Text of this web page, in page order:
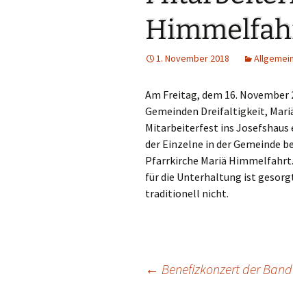
PGR-Wahl
Prävention
Limburg
Terminplan
1. November 2018 Allgemein
Am Freitag, dem 16.
Gemeinden Dreifaltigkeit,
Mitarbeiterfest ins Josefshaus
der Einzelne in der Gemeinde
Pfarrkirche Mariä Himmelfahrt.
für die Unterhaltung ist
traditionell nicht.
← Benefizkonzert der